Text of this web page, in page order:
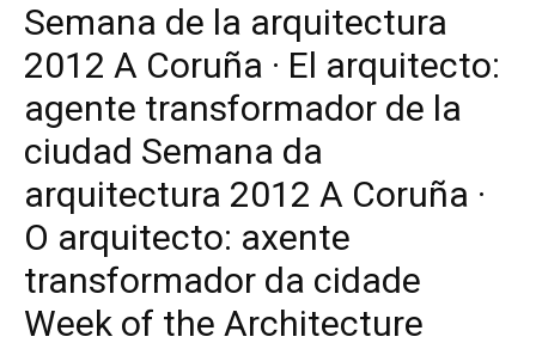
Semana de la arquitectura
2012 A Coruña · El arquitecto:
agente transformador de la
ciudad Semana da
arquitectura 2012 A Coruña ·
O arquitecto: axente
transformador da cidade
Week of the Architecture